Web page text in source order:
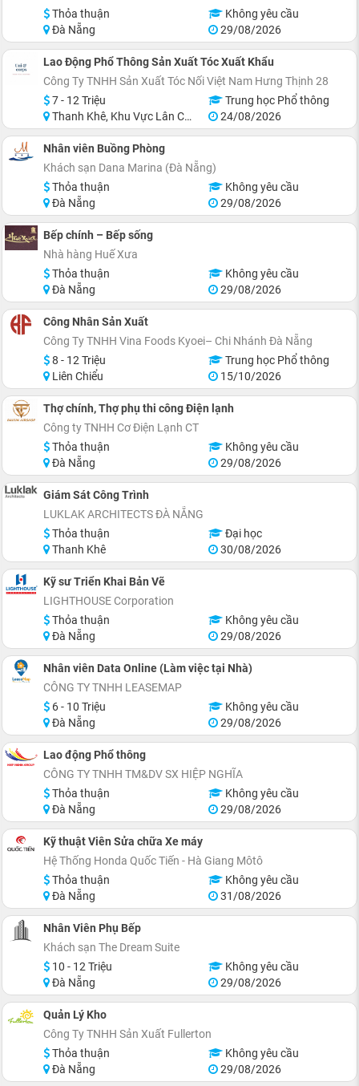
Thỏa thuận
Không yêu cầu
Đà Nẵng
29/08/2026
Lao Động Phổ Thông Sản Xuất Tóc Xuất Khẩu
Công Ty TNHH Sản Xuất Tóc Nối Việt Nam Hưng Thịnh 28
7 - 12 Triệu
Trung học Phổ thông
Thanh Khê, Khu Vực Lân Cận Đà Nẵng
24/08/2026
Nhân viên Buồng Phòng
Khách sạn Dana Marina (Đà Nẵng)
Thỏa thuận
Không yêu cầu
Đà Nẵng
29/08/2026
Bếp chính – Bếp sống
Nhà hàng Huế Xưa
Thỏa thuận
Không yêu cầu
Đà Nẵng
29/08/2026
Công Nhân Sản Xuất
Công Ty TNHH Vina Foods Kyoei– Chi Nhánh Đà Nẵng
8 - 12 Triệu
Trung học Phổ thông
Liên Chiểu
15/10/2026
Thợ chính, Thợ phụ thi công Điện lạnh
Công ty TNHH Cơ Điện Lạnh CT
Thỏa thuận
Không yêu cầu
Đà Nẵng
29/08/2026
Giám Sát Công Trình
LUKLAK ARCHITECTS ĐÀ NẴNG
Thỏa thuận
Đại học
Thanh Khê
30/08/2026
Kỹ sư Triển Khai Bản Vẽ
LIGHTHOUSE Corporation
Thỏa thuận
Không yêu cầu
Đà Nẵng
29/08/2026
Nhân viên Data Online (Làm việc tại Nhà)
CÔNG TY TNHH LEASEMAP
6 - 10 Triệu
Không yêu cầu
Đà Nẵng
29/08/2026
Lao động Phổ thông
CÔNG TY TNHH TM&DV SX HIỆP NGHĨA
Thỏa thuận
Không yêu cầu
Đà Nẵng
29/08/2026
Kỹ thuật Viên Sửa chữa Xe máy
Hệ Thống Honda Quốc Tiến - Hà Giang Môtô
Thỏa thuận
Không yêu cầu
Đà Nẵng
31/08/2026
Nhân Viên Phụ Bếp
Khách sạn The Dream Suite
10 - 12 Triệu
Không yêu cầu
Đà Nẵng
29/08/2026
Quản Lý Kho
Công Ty TNHH Sản Xuất Fullerton
Thỏa thuận
Không yêu cầu
Đà Nẵng
29/08/2026